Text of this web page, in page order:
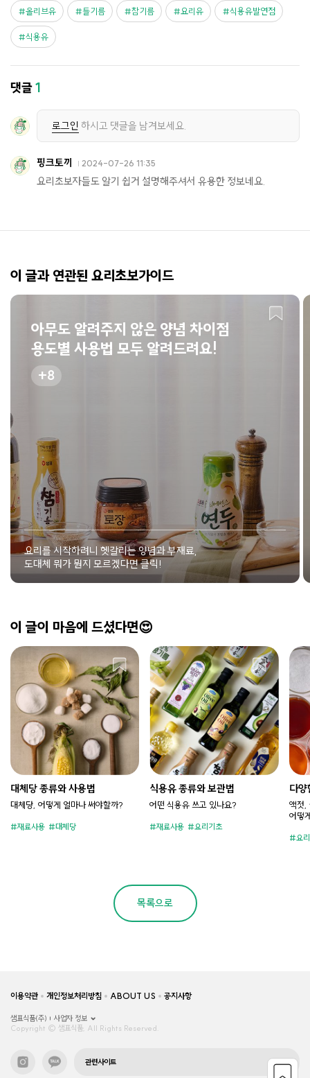
올리브유 들기름 참기름 요리유 식용유발연점
식용유
댓글1
로그인 하시고 댓글을 남겨보세요.
핑크토끼 2024-07-26 11:35
요리초보자들도 알기 쉽거 설명해주셔서 유용한 정보네요.
이 글과 연관된 요리초보가이드
아무도 알려주지 않은 양념 차이점
용도별 사용법 모두 알려드려요!
8
요리를 시작하려니 헷갈리는 양념과 부재료,
도대체 뭐가 뭔지 모르겠다면 클릭!
이 글이 마음에 드셨다면😍
대체당 종류와 사용법
대체당, 어떻게 얼마나 써야할까?
재료사용 대체당
식용유 종류와 보관법
어떤 식용유 쓰고 있나요?​
재료사용 요리기초
다양
법
액젓,
어떻
요
목록으로
이용약관 개인정보처리방침 ABOUT US 공지사항
샘표식품(주)
사업자 정보
Copyright © 샘표식품, All Rights Reserved.
관련사이트